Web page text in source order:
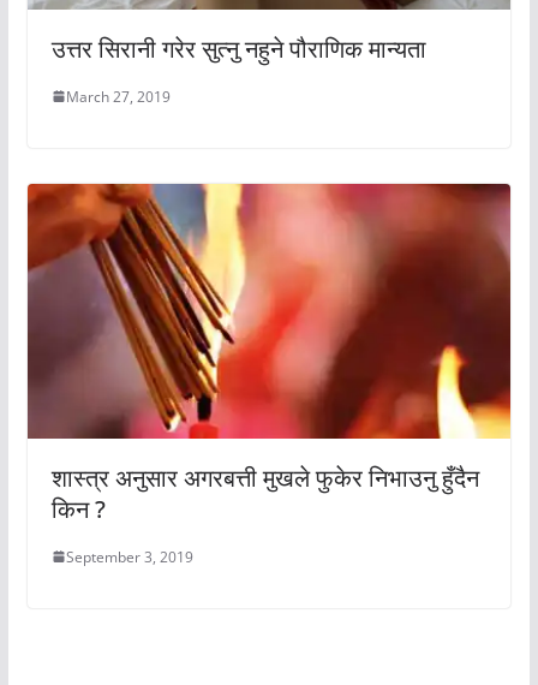
उत्तर सिरानी गरेर सुत्नु नहुने पौराणिक मान्यता
March 27, 2019
शास्त्र अनुसार अगरबत्ती मुखले फुकेर निभाउनु हुँदैन
किन ?
September 3, 2019